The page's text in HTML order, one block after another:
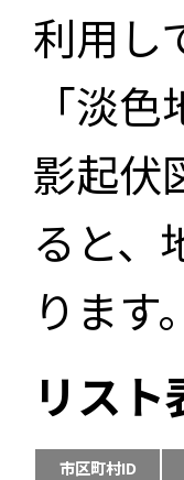
利用し
「淡
影起伏
ると、
ります。
リスト
市区町村ID